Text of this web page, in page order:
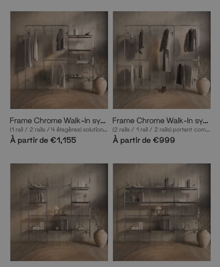
Frame Chrome Walk-In système de dressing en 3 rangées
(1 rail / 2 rails / 4 étagères) solution de dressing complète en chrome
À partir de €1,155
Frame Chrome Walk-In système de dressing en 3 rangées
(2 rails / 1 rail / 2 rails) portant complet en chrome
À partir de €999